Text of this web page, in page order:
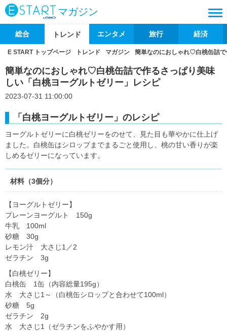
マガジン
総合 トレンド エンタメ 旅行 経済
E START トップページ トレンド マガジン 簡単なのにおしゃれ♡白桃缶詰
簡単なのにおしゃれ♡白桃缶詰で作るさっぱり美味
しい「白桃ヨーグルトゼリー」レシピ
2023-07-31 11:00:00
「白桃ヨーグルトゼリー」のレシピ
ヨーグルトゼリーに白桃ゼリーをのせて、見た目も華やかに仕上げ
ました。白桃缶はシロップまでまるごと使用し、桃の甘い香りが楽
しめるゼリーになっています。
材料（3個分）
【ヨーグルトゼリー】
プレーンヨーグルト 150g
牛乳 100ml
砂糖 30g
レモン汁 大さじ1／2
ゼラチン 3g
【白桃ゼリー】
白桃缶 1缶（内容総量195g）
水 大さじ1～（白桃缶シロップと合わせて100ml）
砂糖 5g
ゼラチン 2g
水 大さじ1（ゼラチンをふやかす用）